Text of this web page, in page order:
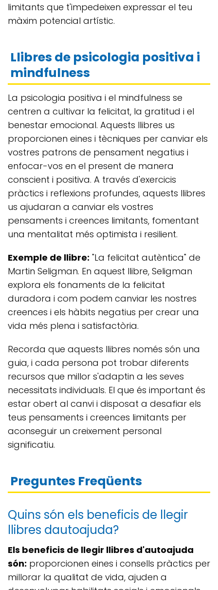
limitants que t'impedeixen expressar el teu
màxim potencial artístic.
Llibres de psicologia positiva i
mindfulness
La psicologia positiva i el mindfulness se
centren a cultivar la felicitat, la gratitud i el
benestar emocional. Aquests llibres us
proporcionen eines i tècniques per canviar els
vostres patrons de pensament negatius i
enfocar-vos en el present de manera
conscient i positiva. A través d'exercicis
pràctics i reflexions profundes, aquests llibres
us ajudaran a canviar els vostres
pensaments i creences limitants, fomentant
una mentalitat més optimista i resilient.
Exemple de llibre: "La felicitat autèntica" de
Martin Seligman. En aquest llibre, Seligman
explora els fonaments de la felicitat
duradora i com podem canviar les nostres
creences i els hàbits negatius per crear una
vida més plena i satisfactòria.
Recorda que aquests llibres només són una
guia, i cada persona pot trobar diferents
recursos que millor s'adaptin a les seves
necessitats individuals. El que és important és
estar obert al canvi i disposat a desafiar els
teus pensaments i creences limitants per
aconseguir un creixement personal
significatiu.
Preguntes Freqüents
Quins són els beneficis de llegir
llibres dautoajuda?
Els beneficis de llegir llibres d'autoajuda
són: proporcionen eines i consells pràctics per
millorar la qualitat de vida, ajuden a